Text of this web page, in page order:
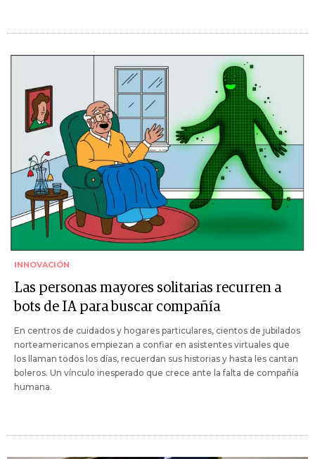
INNOVACIÓN
Las personas mayores solitarias recurren a
bots de IA para buscar compañía
En centros de cuidados y hogares particulares, cientos de jubilados
norteamericanos empiezan a confiar en asistentes virtuales que
los llaman todos los días, recuerdan sus historias y hasta les cantan
boleros. Un vínculo inesperado que crece ante la falta de compañía
humana.